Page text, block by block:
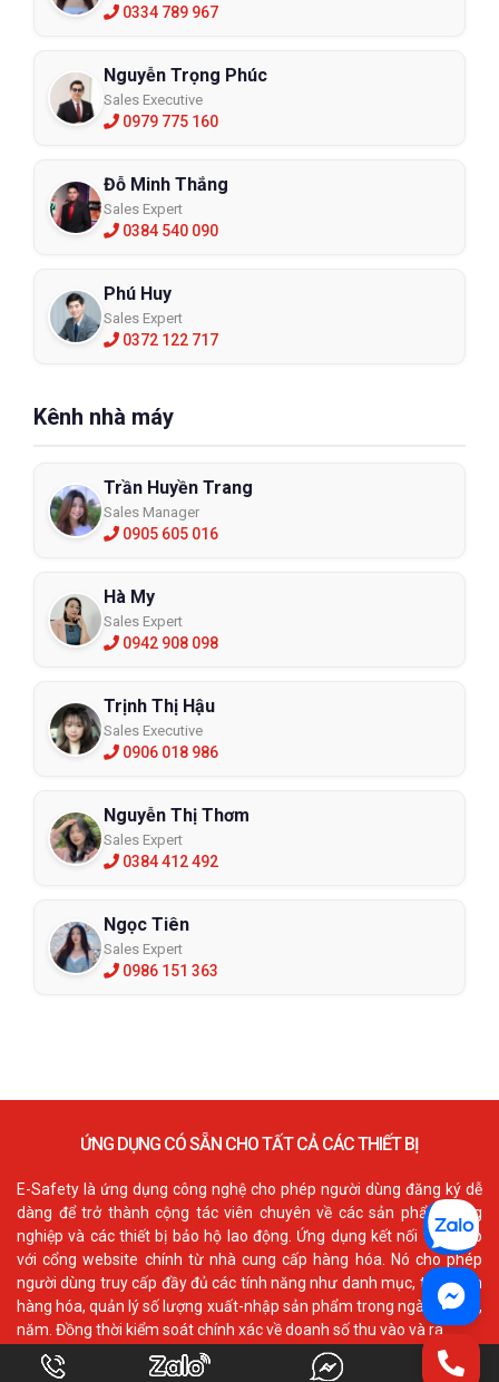
0334 789 967
Nguyễn Trọng Phúc
Sales Executive
0979 775 160
Đỗ Minh Thắng
Sales Expert
0384 540 090
Phú Huy
Sales Expert
0372 122 717
Kênh nhà máy
Trần Huyền Trang
Sales Manager
0905 605 016
Hà My
Sales Expert
0942 908 098
Trịnh Thị Hậu
Sales Executive
0906 018 986
Nguyễn Thị Thơm
Sales Expert
0384 412 492
Ngọc Tiên
Sales Expert
0986 151 363
ỨNG DỤNG CÓ SẴN CHO TẤT CẢ CÁC THIẾT BỊ
E-Safety là ứng dụng công nghệ cho phép người dùng đăng ký dễ
dàng để trở thành cộng tác viên chuyên về các sản phẩm công
nghiệp và các thiết bị bảo hộ lao động. Ứng dụng kết nối trực tiếp
với cổng website chính từ nhà cung cấp hàng hóa. Nó cho phép
người dùng truy cấp đầy đủ các tính năng như danh mục, thông tin
hàng hóa, quản lý số lượng xuất-nhập sản phẩm trong ngày, tháng,
năm. Đồng thời kiểm soát chính xác về doanh số thu vào và ra.